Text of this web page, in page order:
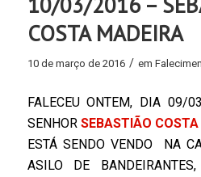
COSTA MADEIRA
10 de março de 2016 / em
FALECEU ONTEM, DIA 09/
SENHORSEBASTIÃO
ESTÁ SENDO VENDO NA
ASILO DE